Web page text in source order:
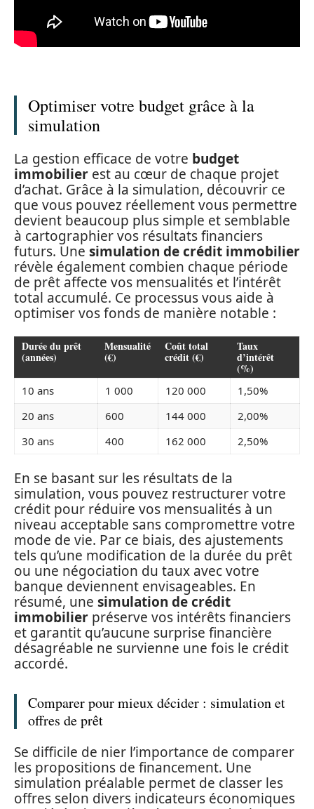
Optimiser votre budget grâce à la
simulation
La gestion efficace de votre budget
immobilier est au cœur de chaque projet
d’achat. Grâce à la simulation, découvrir ce
que vous pouvez réellement vous permettre
devient beaucoup plus simple et semblable
à cartographier vos résultats financiers
futurs. Une simulation de crédit immobilier
révèle également combien chaque période
de prêt affecte vos mensualités et l’intérêt
total accumulé. Ce processus vous aide à
optimiser vos fonds de manière notable :
Durée du prêt
(années)
Mensualité
(€)
Coût total
crédit (€)
Taux
d’intérêt
(%)
10 ans 1 000 120 000
1,50%
20 ans
600 144 000
2,00%
30 ans
400 162 000 2,50%
En se basant sur les résultats de la
simulation, vous pouvez restructurer votre
crédit pour réduire vos mensualités à un
niveau acceptable sans compromettre votre
mode de vie. Par ce biais, des ajustements
tels qu’une modification de la durée du prêt
ou une négociation du taux avec votre
banque deviennent envisageables. En
résumé, une simulation de crédit
immobilier préserve vos intérêts financiers
et garantit qu’aucune surprise financière
désagréable ne survienne une fois le crédit
accordé.
Comparer pour mieux décider : simulation et
offres de prêt
Se difficile de nier l’importance de comparer
les propositions de financement. Une
simulation préalable permet de classer les
offres selon divers indicateurs économiques